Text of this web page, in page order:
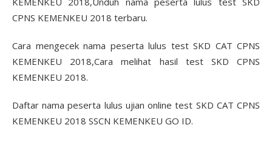
CPNS KEMENKEU 2018 terbaru.
Cara mengecek nama peserta lulus test SKD CAT CPNS
KEMENKEU 2018,Cara melihat hasil test SKD CPNS
KEMENKEU 2018.
Daftar nama peserta lulus ujian online test SKD CAT CPNS
KEMENKEU 2018 SSCN KEMENKEU GO ID.